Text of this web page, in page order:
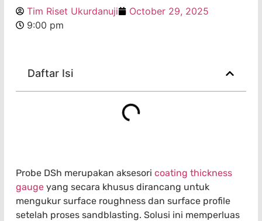
Tim Riset Ukurdanuji
October 29, 2025
9:00 pm
Daftar Isi
Probe DSh merupakan aksesori coating thickness
gauge yang secara khusus dirancang untuk
mengukur surface roughness dan surface profile
setelah proses sandblasting. Solusi ini memperluas